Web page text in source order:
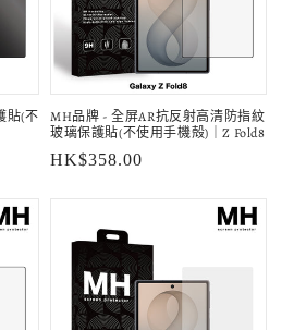
貼(不
MH品牌 - 全屏AR抗反射高清防指紋
玻璃保護貼(不使用手機殻)｜Z Fold8
定
HK$358.00